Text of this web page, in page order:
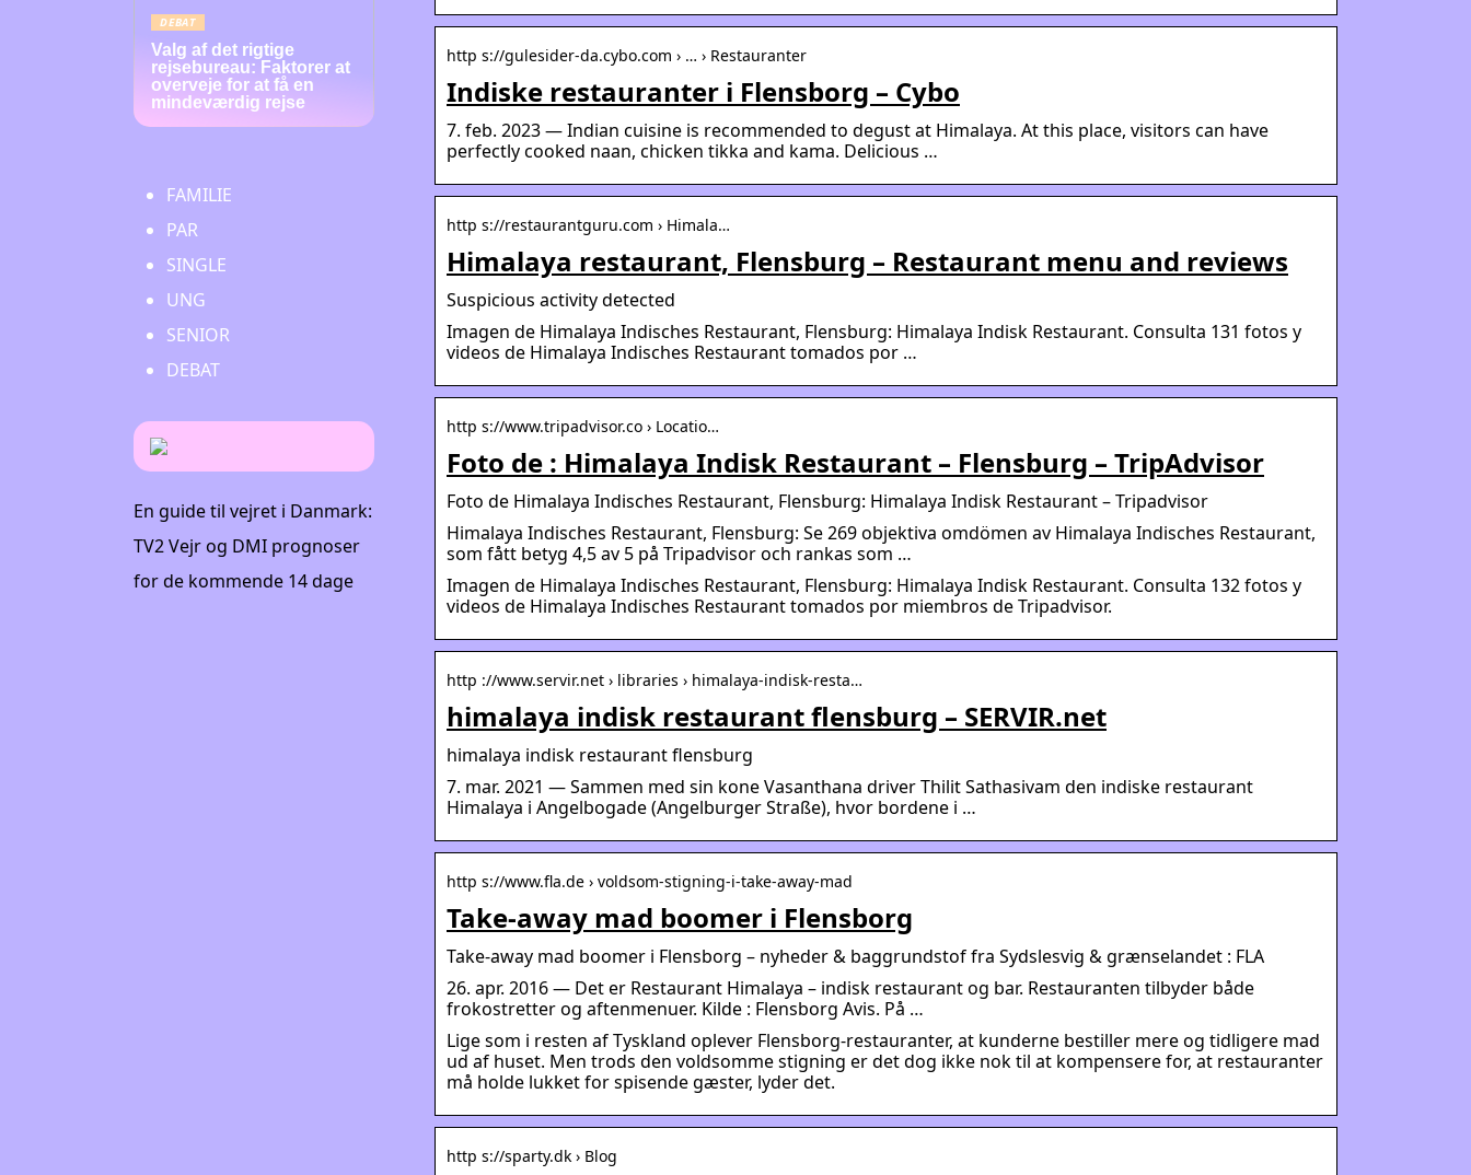
http s://gulesider-da.cybo.com › … › Restauranter
Indiske restauranter i Flensborg – Cybo
7. feb. 2023 — Indian cuisine is recommended to degust at Himalaya. At this place, visitors can have
perfectly cooked naan, chicken tikka and kama. Delicious …
http s://restaurantguru.com › Himala…
Himalaya restaurant, Flensburg – Restaurant menu and reviews
Suspicious activity detected
Imagen de Himalaya Indisches Restaurant, Flensburg: Himalaya Indisk Restaurant. Consulta 131 fotos y
videos de Himalaya Indisches Restaurant tomados por …
http s://www.tripadvisor.co › Locatio…
Foto de : Himalaya Indisk Restaurant – Flensburg – TripAdvisor
Foto de Himalaya Indisches Restaurant, Flensburg: Himalaya Indisk Restaurant – Tripadvisor
Himalaya Indisches Restaurant, Flensburg: Se 269 objektiva omdömen av Himalaya Indisches Restaurant,
som fått betyg 4,5 av 5 på Tripadvisor och rankas som …
Imagen de Himalaya Indisches Restaurant, Flensburg: Himalaya Indisk Restaurant. Consulta 132 fotos y
videos de Himalaya Indisches Restaurant tomados por miembros de Tripadvisor.
http ://www.servir.net › libraries › himalaya-indisk-resta…
himalaya indisk restaurant flensburg – SERVIR.net
himalaya indisk restaurant flensburg
7. mar. 2021 — Sammen med sin kone Vasanthana driver Thilit Sathasivam den indiske restaurant
Himalaya i Angelbogade (Angelburger Straße), hvor bordene i …
http s://www.fla.de › voldsom-stigning-i-take-away-mad
Take-away mad boomer i Flensborg
Take-away mad boomer i Flensborg – nyheder & baggrundstof fra Sydslesvig & grænselandet : FLA
26. apr. 2016 — Det er Restaurant Himalaya – indisk restaurant og bar. Restauranten tilbyder både
frokostretter og aftenmenuer. Kilde : Flensborg Avis. På …
Lige som i resten af Tyskland oplever Flensborg-restauranter, at kunderne bestiller mere og tidligere mad
ud af huset. Men trods den voldsomme stigning er det dog ikke nok til at kompensere for, at restauranter
må holde lukket for spisende gæster, lyder det.
http s://sparty.dk › Blog
DEBAT
Valg af det rigtige
rejsebureau: Faktorer at
overveje for at få en
mindeværdig rejse
FAMILIE
PAR
SINGLE
UNG
SENIOR
DEBAT
En guide til vejret i Danmark:
TV2 Vejr og DMI prognoser
for de kommende 14 dage